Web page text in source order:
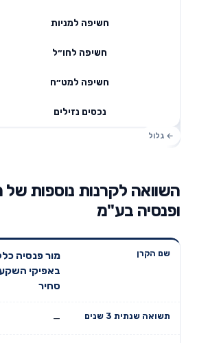
חשיפה למניות
חשיפה לחו״ל
חשיפה למט״ח
נכסים נזילים
השוואה לקרנות נוספות של
ופנסיה בע"מ
שנתית 3
מור פנסיה
באפיקי
סחיר
—